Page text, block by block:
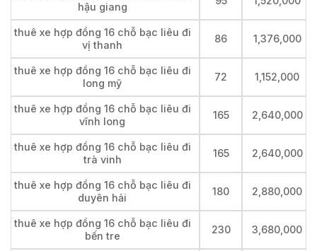
hậu giang
thuê xe hợp đồng 16 chỗ bạc liêu đi
vị thanh
86 1,376,000
thuê xe hợp đồng 16 chỗ bạc liêu đi
long mỹ
72 1,152,000
thuê xe hợp đồng 16 chỗ bạc liêu đi
vĩnh long
165 2,640,000
thuê xe hợp đồng 16 chỗ bạc liêu đi
trà vinh
165 2,640,000
thuê xe hợp đồng 16 chỗ bạc liêu đi
duyên hải
180 2,880,000
thuê xe hợp đồng 16 chỗ bạc liêu đi
bến tre
230 3,680,000